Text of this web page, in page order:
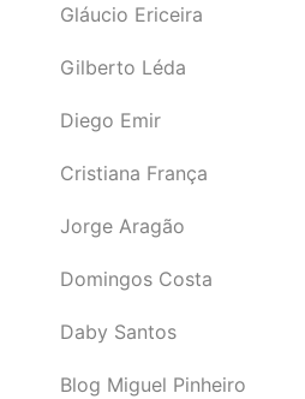
Gláucio Ericeira
Gilberto Léda
Diego Emir
Cristiana França
Jorge Aragão
Domingos Costa
Daby Santos
Blog Miguel Pinheiro